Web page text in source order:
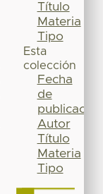
Título
Materia
Tipo
Esta
colección
Fecha
de
publicación
Autor
Título
Materia
Tipo